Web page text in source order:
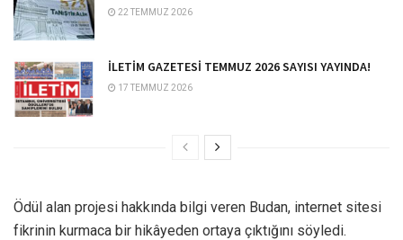
22 TEMMUZ 2026
İLETİM GAZETESİ TEMMUZ 2026 SAYISI YAYINDA!
17 TEMMUZ 2026
Ödül alan projesi hakkında bilgi veren Budan, internet sitesi
fikrinin kurmaca bir hikâyeden ortaya çıktığını söyledi.